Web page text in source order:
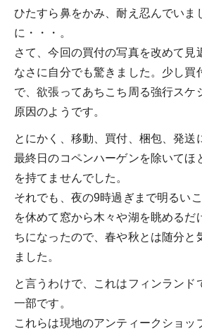
ひたすら鼻をかみ、耐え忍んでいま
に・・・。
さて、今回の買付の写真を改めて見
なさに自分でも驚きました。少し買
で、欲張ってあちこち周る強行スケ
原因のようです。
とにかく、移動、買付、梱包、発送
最終日のコペンハーゲンを除いてほ
を持てませんでした。
それでも、夜の9時過ぎまで明るい
を休めて窓から木々や湖を眺めるだ
ちになったので、春や秋とは随分と
ました。
と言うわけで、これはフィンランド
一部です。
これらは現地のアンティークショッ